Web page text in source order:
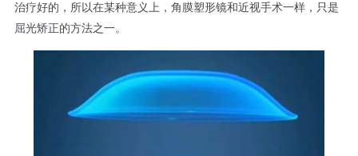
治疗好的，所以在某种意义上，角膜塑形镜和近视手术一样，只是
屈光矫正的方法之一。